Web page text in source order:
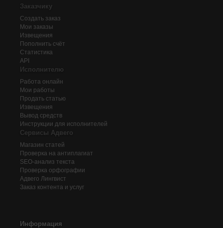
Заказчику
Создать заказ
Мои заказы
Извещения
Пополнить счёт
Статистика
API
Исполнителю
Работа онлайн
Мои работы
Продать статью
Извещения
Вывод средств
Инструкции для исполнителей
Сервисы Адвего
Магазин статей
Проверка на антиплагиат
SEO-анализ текста
Проверка орфографии
Адвего Лингвист
Заказ контента и услуг
Информация